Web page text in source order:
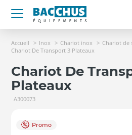
Accueil Inox Chariot inox
Chariot de
Chariot De Transport 3 Plateaux
Chariot De
Plateaux
A300073
Promo